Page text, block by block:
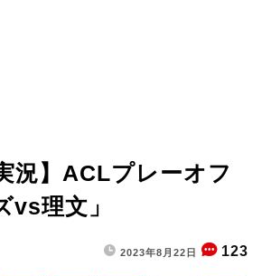
況】ACLプレーオフ
vs理文」
2023年8月22日 123